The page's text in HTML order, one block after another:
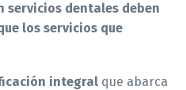
servicios dentales deben
los servicios que
integral que abarca